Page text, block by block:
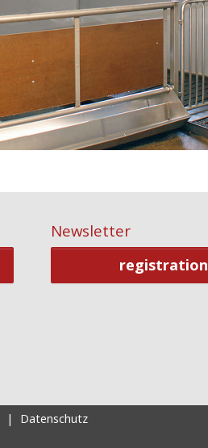
Newsletter
registration
| Datenschutz